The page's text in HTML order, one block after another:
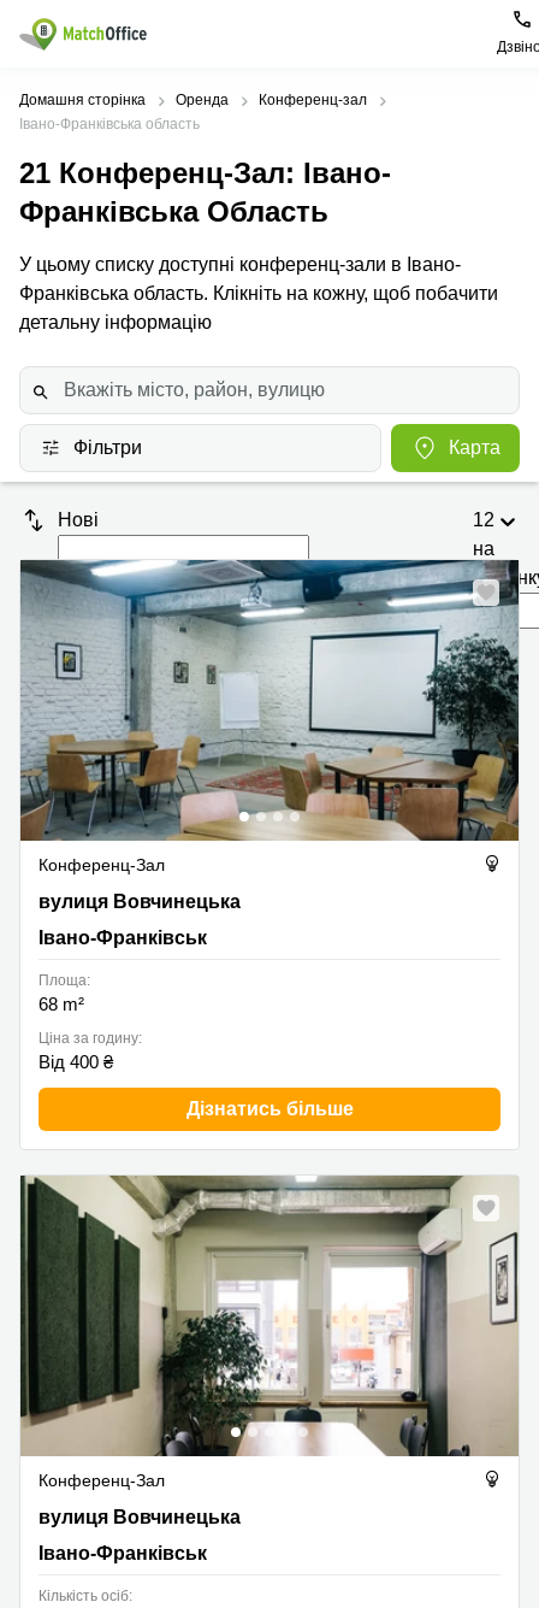
Орендувати
Тип
приміщення
Офіси
Бізнес-
центри
Коворкінги
офіси
Популярні
міста
Київ
Печерський
район
Подільський
Солом'янський
район
Львів
Франківськ
Популярні
пошуки
Бізнес
Києва
Офіси у
Печерському
Конференц-
зал Львів
Коворкінг
Київ
Допомога
Про нас
Здати в оренду
Увійти
Домашня сторінка Оренда
Конференц-зал
Івано-Франківська область
21 Конференц-Зал: Івано-
Франківська Область
У цьому списку доступні конференц-зали в Івано-
Франківська область. Клікніть на кожну, щоб побачити
детальну інформацію
Фільтри Карта
Нові
12
на
Конференц-Зал
вулиця Вовчинецька 188, Івано-Франківськ
вулиця Вовчинецька
Івано-Франківськ
Площа:
68 m²
Ціна за годину:
Від 400 ₴
Дізнатись більше
Конференц-Зал
вулиця Вовчинецька 188, Івано-Франківськ
вулиця Вовчинецька
Івано-Франківськ
Кількість осіб: